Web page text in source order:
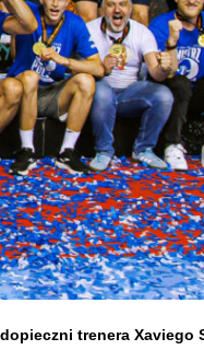
trenera Xaviego